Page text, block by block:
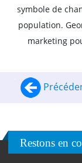
symbole de
population.
marketing
Restons en